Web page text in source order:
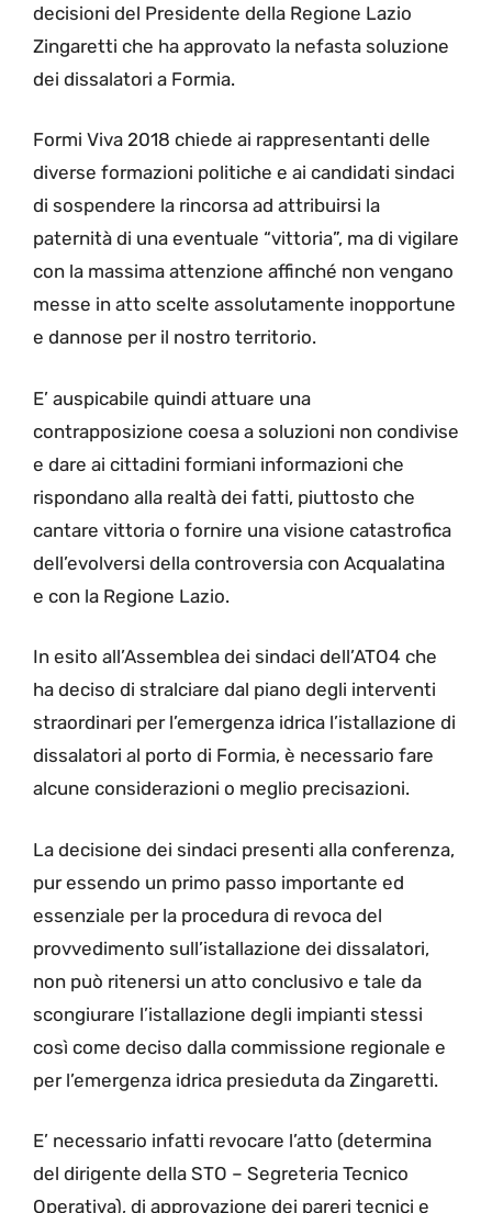
decisioni del Presidente della Regione Lazio
Zingaretti che ha approvato la nefasta soluzione
dei dissalatori a Formia.
Formi Viva 2018 chiede ai rappresentanti delle
diverse formazioni politiche e ai candidati sindaci
di sospendere la rincorsa ad attribuirsi la
paternità di una eventuale “vittoria”, ma di vigilare
con la massima attenzione affinché non vengano
messe in atto scelte assolutamente inopportune
e dannose per il nostro territorio.
E’ auspicabile quindi attuare una
contrapposizione coesa a soluzioni non condivise
e dare ai cittadini formiani informazioni che
rispondano alla realtà dei fatti, piuttosto che
cantare vittoria o fornire una visione catastrofica
dell’evolversi della controversia con Acqualatina
e con la Regione Lazio.
In esito all’Assemblea dei sindaci dell’ATO4 che
ha deciso di stralciare dal piano degli interventi
straordinari per l’emergenza idrica l’istallazione di
dissalatori al porto di Formia, è necessario fare
alcune considerazioni o meglio precisazioni.
La decisione dei sindaci presenti alla conferenza,
pur essendo un primo passo importante ed
essenziale per la procedura di revoca del
provvedimento sull’istallazione dei dissalatori,
non può ritenersi un atto conclusivo e tale da
scongiurare l’istallazione degli impianti stessi
così come deciso dalla commissione regionale e
per l’emergenza idrica presieduta da Zingaretti.
E’ necessario infatti revocare l’atto (determina
del dirigente della STO – Segreteria Tecnico
Operativa), di approvazione dei pareri tecnici e